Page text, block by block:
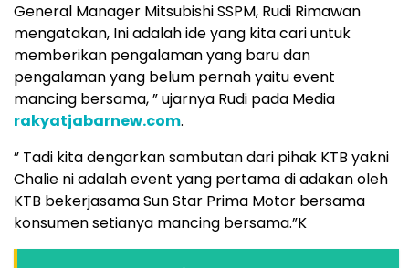
General Manager Mitsubishi SSPM, Rudi Rimawan
mengatakan, Ini adalah ide yang kita cari untuk
memberikan pengalaman yang baru dan
pengalaman yang belum pernah yaitu event
mancing bersama, ” ujarnya Rudi pada Media
rakyatjabarnew.com.
” Tadi kita dengarkan sambutan dari pihak KTB yakni
Chalie ni adalah event yang pertama di adakan oleh
KTB bekerjasama Sun Star Prima Motor bersama
konsumen setianya mancing bersama.”K